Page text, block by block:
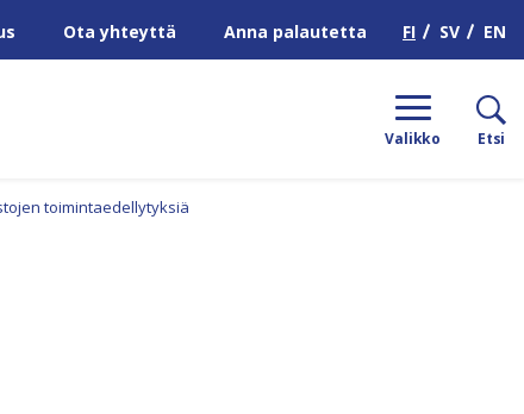
Ota yhteyttä Anna palautetta FI SV EN
Valikko Etsi
toimintaedellytyksiä